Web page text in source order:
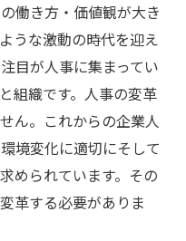
働き方・価値観が大き
うな激動の時代を迎え
目が人事に集まってい
組織です。人事の変革
ん。これからの企業人
境変化に適切にそして
められています。その
革する必要がありま